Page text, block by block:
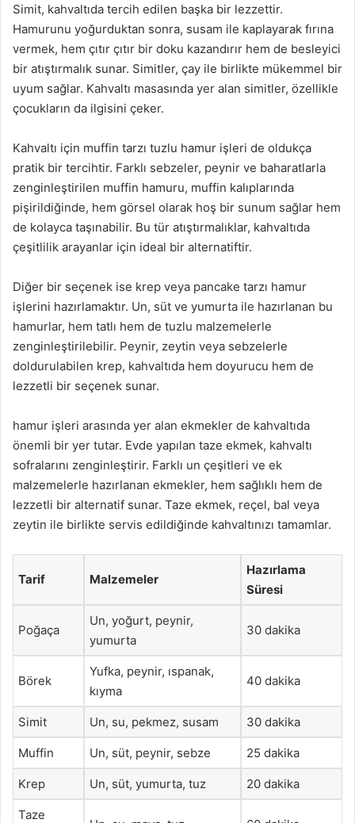
Simit, kahvaltıda tercih edilen başka bir lezzettir.
Hamurunu yoğurduktan sonra, susam ile kaplayarak fırına
vermek, hem çıtır çıtır bir doku kazandırır hem de besleyici
bir atıştırmalık sunar. Simitler, çay ile birlikte mükemmel bir
uyum sağlar. Kahvaltı masasında yer alan simitler, özellikle
çocukların da ilgisini çeker.
Kahvaltı için muffin tarzı tuzlu hamur işleri de oldukça
pratik bir tercihtir. Farklı sebzeler, peynir ve baharatlarla
zenginleştirilen muffin hamuru, muffin kalıplarında
pişirildiğinde, hem görsel olarak hoş bir sunum sağlar hem
de kolayca taşınabilir. Bu tür atıştırmalıklar, kahvaltıda
çeşitlilik arayanlar için ideal bir alternatiftir.
Diğer bir seçenek ise krep veya pancake tarzı hamur
işlerini hazırlamaktır. Un, süt ve yumurta ile hazırlanan bu
hamurlar, hem tatlı hem de tuzlu malzemelerle
zenginleştirilebilir. Peynir, zeytin veya sebzelerle
doldurulabilen krep, kahvaltıda hem doyurucu hem de
lezzetli bir seçenek sunar.
hamur işleri arasında yer alan ekmekler de kahvaltıda
önemli bir yer tutar. Evde yapılan taze ekmek, kahvaltı
sofralarını zenginleştirir. Farklı un çeşitleri ve ek
malzemelerle hazırlanan ekmekler, hem sağlıklı hem de
lezzetli bir alternatif sunar. Taze ekmek, reçel, bal veya
zeytin ile birlikte servis edildiğinde kahvaltınızı tamamlar.
Tarif Malzemeler
Hazırlama
Süresi
Poğaça
Un, yoğurt, peynir,
yumurta
30 dakika
Börek
Yufka, peynir, ıspanak,
kıyma
40 dakika
Simit Un, su, pekmez, susam 30 dakika
Muffin Un, süt, peynir, sebze 25 dakika
Krep Un, süt, yumurta, tuz 20 dakika
Taze